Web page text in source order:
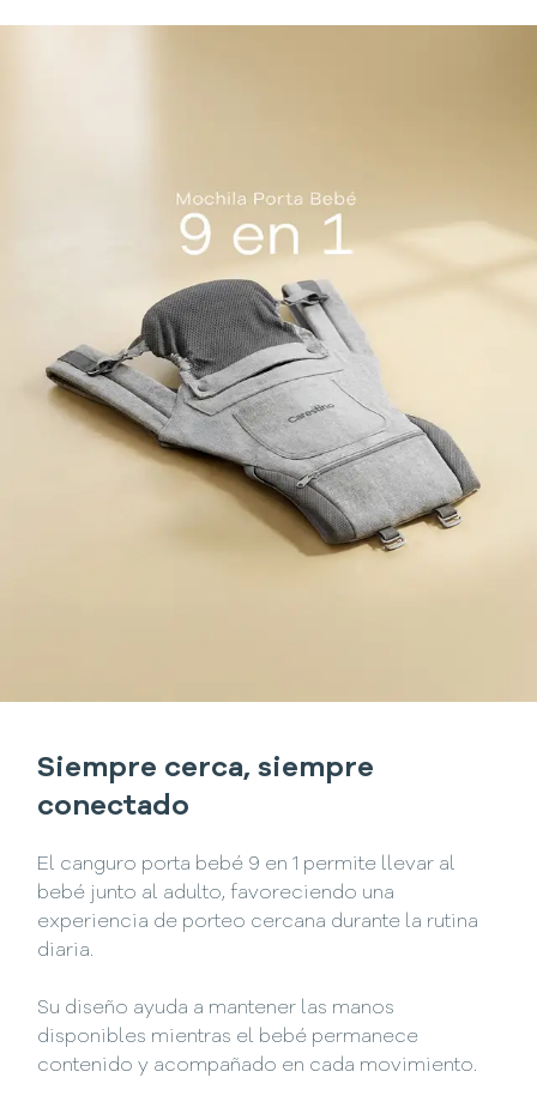
Siempre cerca, siempre
conectado
El canguro porta bebé 9 en 1 permite llevar al
bebé junto al adulto, favoreciendo una
experiencia de porteo cercana durante la rutina
diaria.
Su diseño ayuda a mantener las manos
disponibles mientras el bebé permanece
contenido y acompañado en cada movimiento.